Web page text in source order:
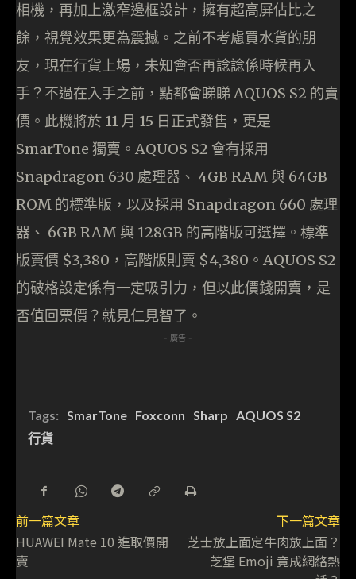
相機，再加上激窄邊框設計，擁有超高屏佔比之
餘，視覺效果更為震撼。之前不考慮買水貨的朋
友，現在行貨上場，未知會否再諗諗係時候再入
手？不過在入手之前，點都會睇睇 AQUOS S2 的賣
價。此機將於 11 月 15 日正式發售，更是
SmarTone 獨賣。AQUOS S2 會有採用
Snapdragon 630 處理器、 4GB RAM 與 64GB
ROM 的標準版，以及採用 Snapdragon 660 處理
器、 6GB RAM 與 128GB 的高階版可選擇。標準
版賣價 $3,380，高階版則賣 $4,380。AQUOS S2
的破格設定係有一定吸引力，但以此價錢開賣，是
否值回票價？就見仁見智了。
- 廣告 -
Tags: SmarTone Foxconn Sharp AQUOS S2
行貨
前一篇文章
HUAWEI Mate 10 進取價開
賣
下一篇文章
芝士放上面定牛肉放上面？
芝堡 Emoji 竟成網絡熱